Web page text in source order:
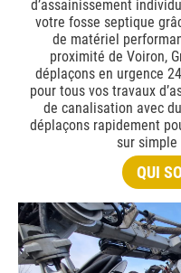
d’assainissement
votre fosse septique
de matériel
proximité de Voiron,
déplaçons en urgence
pour tous vos travaux
de canalisation avec
déplaçons rapidement
sur
QUI